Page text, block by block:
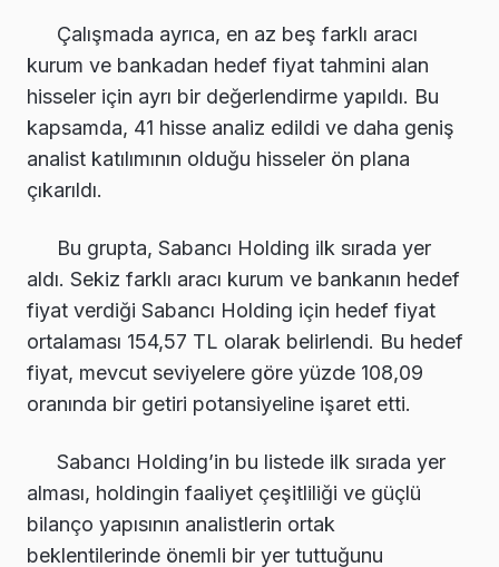
Çalışmada ayrıca, en az beş farklı aracı
kurum ve bankadan hedef fiyat tahmini alan
hisseler için ayrı bir değerlendirme yapıldı. Bu
kapsamda, 41 hisse analiz edildi ve daha geniş
analist katılımının olduğu hisseler ön plana
çıkarıldı.
Bu grupta, Sabancı Holding ilk sırada yer
aldı. Sekiz farklı aracı kurum ve bankanın hedef
fiyat verdiği Sabancı Holding için hedef fiyat
ortalaması 154,57 TL olarak belirlendi. Bu hedef
fiyat, mevcut seviyelere göre yüzde 108,09
oranında bir getiri potansiyeline işaret etti.
Sabancı Holding’in bu listede ilk sırada yer
alması, holdingin faaliyet çeşitliliği ve güçlü
bilanço yapısının analistlerin ortak
beklentilerinde önemli bir yer tuttuğunu